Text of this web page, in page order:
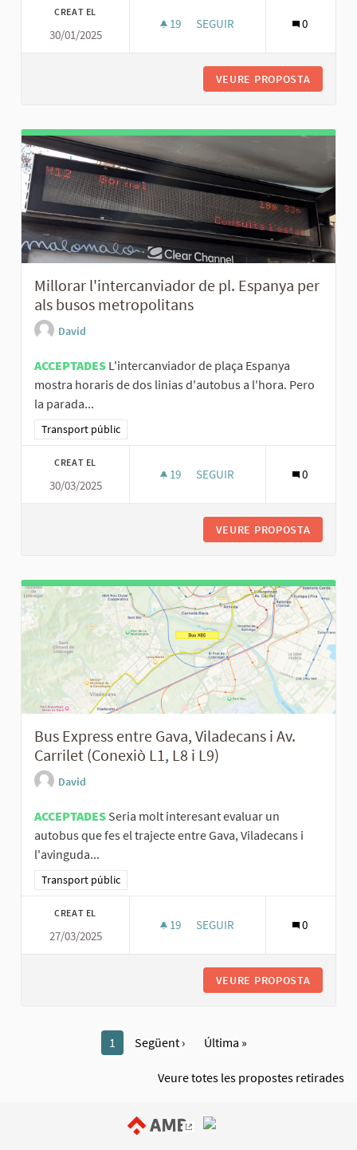
CREAT EL
30/01/2025
19 19 SEGUIDORES
SEGUIR 0
VEURE PROPOSTA
Millorar l'intercanviador de pl. Espanya per
als busos metropolitans
David
ACCEPTADES L'intercanviador de plaça Espanya
mostra horaris de dos linias d'autobus a l'hora. Pero
la parada...
Resultats al filtrar per la categoria: Transport públic
Transport públic
CREAT EL
30/03/2025
19 19 SEGUIDORES
SEGUIR 0
VEURE PROPOSTA
Bus Express entre Gava, Viladecans i Av.
Carrilet (Conexiò L1, L8 i L9)
David
ACCEPTADES Seria molt interesant evaluar un
autobus que fes el trajecte entre Gava, Viladecans i
l'avinguda...
Resultats al filtrar per la categoria: Transport públic
Transport públic
CREAT EL
27/03/2025
19 19 SEGUIDORES
SEGUIR 0
VEURE PROPOSTA
1 Següent › Última »
Veure totes les propostes retirades